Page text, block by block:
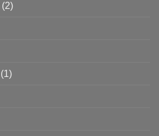
(2)
(1)